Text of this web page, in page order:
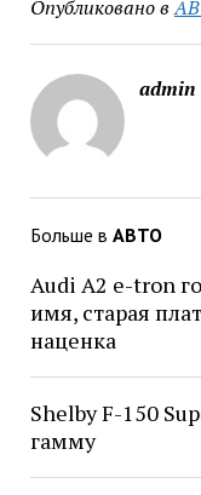
Опубликовано в
admin
Больше в АВТО
Audi A2 e-tron
имя, старая
наценка
Shelby F-150
гамму